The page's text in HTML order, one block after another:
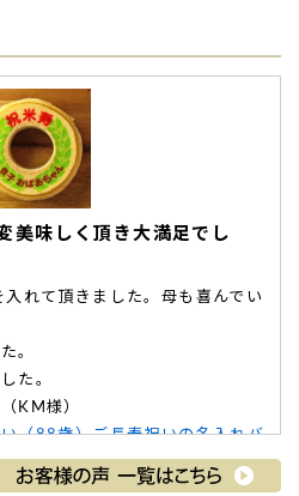
美味しく頂き大満足でし
入れて頂きました。母も喜んでい
。
た。
KM様）
（88歳）ご長寿祝いの名入れバ